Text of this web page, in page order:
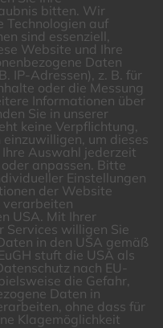
bitten. Wir
Technologien auf
sind essenziell,
Website und Ihre
Daten
IP-Adressen), z. B. für
oder die Messung
Informationen über
Sie in unserer
keine Verpflichtung,
um dieses
Ihre Auswahl jederzeit
anpassen. Bitte
Einstellungen
der Website
verarbeiten
USA. Mit Ihrer
Services willigen Sie
in den USA gemäß
stuft die USA als
nach EU-
die Gefahr,
Daten in
ohne dass für
Klagemöglichkeit